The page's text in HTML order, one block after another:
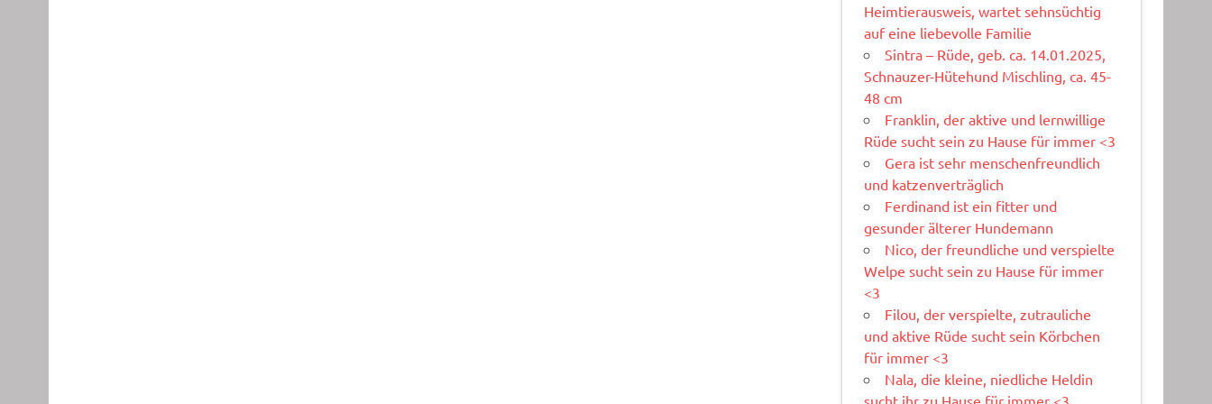
Heimtierausweis, wartet sehnsüchtig
auf eine liebevolle Familie
Sintra – Rüde, geb. ca. 14.01.2025,
Schnauzer-Hütehund Mischling, ca. 45-
48 cm
Franklin, der aktive und lernwillige
Rüde sucht sein zu Hause für immer <3
Gera ist sehr menschenfreundlich
und katzenverträglich
Ferdinand ist ein fitter und
gesunder älterer Hundemann
Nico, der freundliche und verspielte
Welpe sucht sein zu Hause für immer
<3
Filou, der verspielte, zutrauliche
und aktive Rüde sucht sein Körbchen
für immer <3
Nala, die kleine, niedliche Heldin